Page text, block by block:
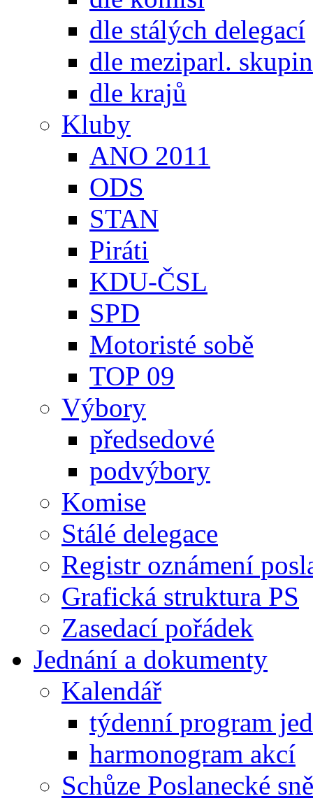
dle stálých delegací
dle meziparl. skupin
dle krajů
Kluby
ANO 2011
ODS
STAN
Piráti
KDU-ČSL
SPD
Motoristé sobě
TOP 09
Výbory
předsedové
podvýbory
Komise
Stálé delegace
Registr oznámení
Grafická struktura PS
Zasedací pořádek
Jednání a dokumenty
Kalendář
týdenní program
harmonogram akcí
Schůze Poslanecké